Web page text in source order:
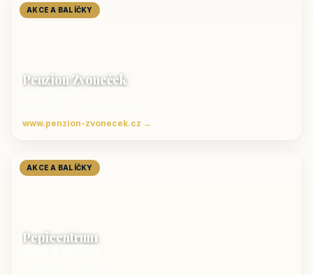
AKCE A BALÍČKY
Penzion Zvoneček
www.penzion-zvonecek.cz →
AKCE A BALÍČKY
Pepicentrum